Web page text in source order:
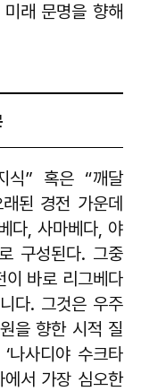
래 문명을 향해
식” 혹은 “깨달
된 경전 가운데
다, 사마베다, 야
구성된다. 그중
이 바로 리그베다
다. 그것은 우주
을 향한 시적 질
나사디야 수크타
서 가장 심오한